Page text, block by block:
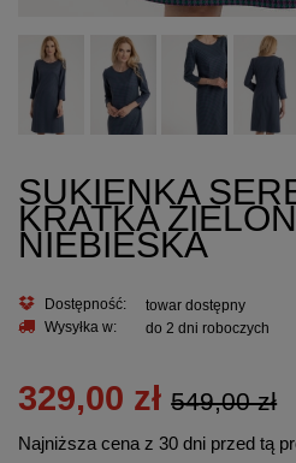
SUKIENKA
KRATKA
NIEBIESKA
Dostępność:
towar dostępny
Wysyłka w:
do 2 dni roboczych
329,00 zł 549,00 zł
Najniższa cena z 30 dni przed tą